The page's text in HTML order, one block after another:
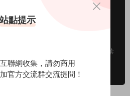
的資源，請在網站最下方聯系我
集整理、網友上傳，僅供大家參
的與商業用途。
考學習使用，版權歸原著所有，禁
法行爲，請在24小時之内自行删
站點提示
聯網收集，請勿商用
官方交流群交流提問！